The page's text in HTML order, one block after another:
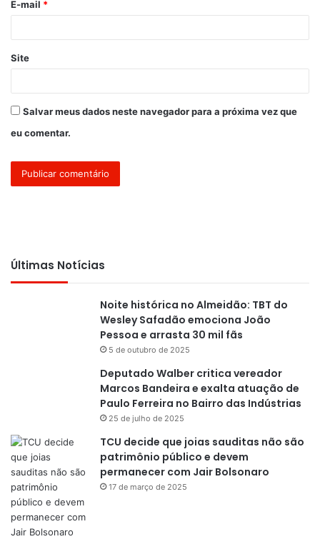
*
E-mail *
Site
Salvar meus dados neste navegador para a próxima vez que
eu comentar.
Últimas Notícias
Noite histórica no Almeidão: TBT do
Wesley Safadão emociona João
Pessoa e arrasta 30 mil fãs
5 de outubro de 2025
Deputado Walber critica vereador
Marcos Bandeira e exalta atuação de
Paulo Ferreira no Bairro das Indústrias
25 de julho de 2025
TCU decide que joias sauditas não são
patrimônio público e devem
permanecer com Jair Bolsonaro
17 de março de 2025